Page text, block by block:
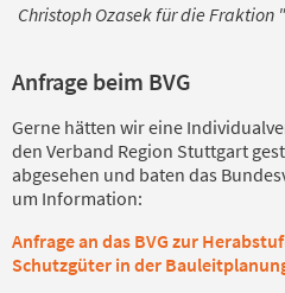
Christoph Ozasek für die Fraktion
Anfrage beim BVG
Gerne hätten wir eine
den Verband Region Stuttgart
abgesehen und baten das
um Information:
Anfrage an das BVG zur
Schutzgüter in der